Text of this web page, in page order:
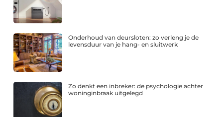
Onderhoud van deursloten: zo verleng je de
levensduur van je hang- en sluitwerk
Zo denkt een inbreker: de psychologie achter
woninginbraak uitgelegd